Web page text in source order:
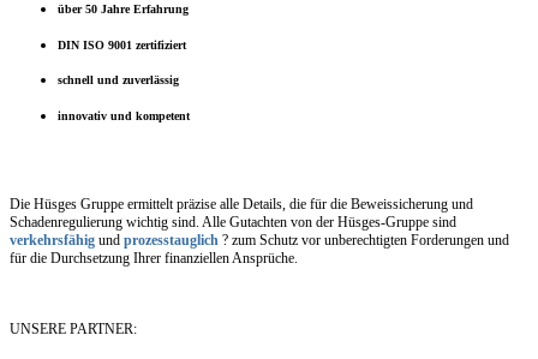
über 50 Jahre Erfahrung
DIN ISO 9001 zertifiziert
schnell und zuverlässig
innovativ und kompetent
Die Hüsges Gruppe ermittelt präzise alle Details, die für die Beweissicherung und
Schadenregulierung wichtig sind. Alle Gutachten von der Hüsges-Gruppe sind
verkehrsfähig und prozesstauglich ? zum Schutz vor unberechtigten Forderungen und
für die Durchsetzung Ihrer finanziellen Ansprüche.
UNSERE PARTNER: